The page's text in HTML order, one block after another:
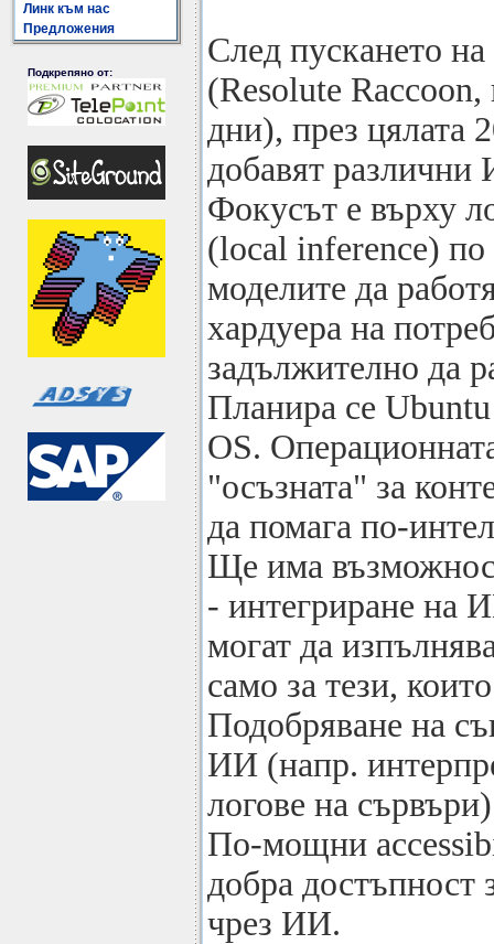
Линк към нас
Предложения
Подкрепяно от:
След пускането
(Resolute Raccoon,
дни), през цялата
добавят
Фокусът е върху
(local inference)
моделите да
хардуера на
задължително да
Планира се
OS.
"осъзната" за
да помага по-
Ще има
- интегриране на
могат да
само за тези,
Подобряване на
ИИ (напр.
логове на
По-мощни
добра достъпност
чрез ИИ.